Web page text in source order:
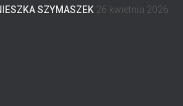
SZYMASZEK 26 kwietnia 2026